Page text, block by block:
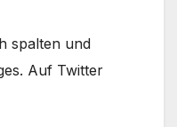
spalten und
Auf Twitter